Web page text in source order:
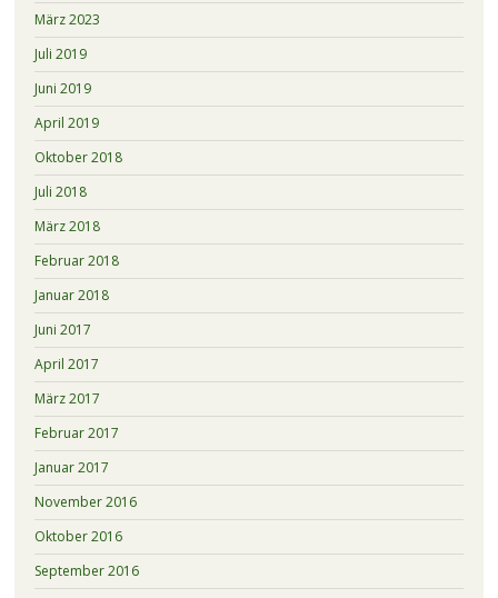
März 2023
Juli 2019
Juni 2019
April 2019
Oktober 2018
Juli 2018
März 2018
Februar 2018
Januar 2018
Juni 2017
April 2017
März 2017
Februar 2017
Januar 2017
November 2016
Oktober 2016
September 2016